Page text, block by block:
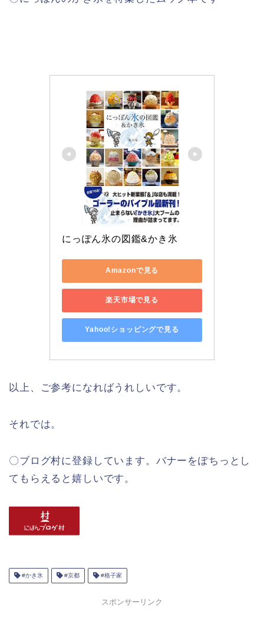
にっぽん氷の図鑑&かき氷
Amazonで見る
楽天市場で見る
Yahoo!ショッピングで見る
以上、ご参考になればうれしいです。
それでは。
〇ブログ村に登録しています。バナーをぽちっとし
てもらえると嬉しいです。
#かき氷 #京都 #格子家
スポンサーリンク